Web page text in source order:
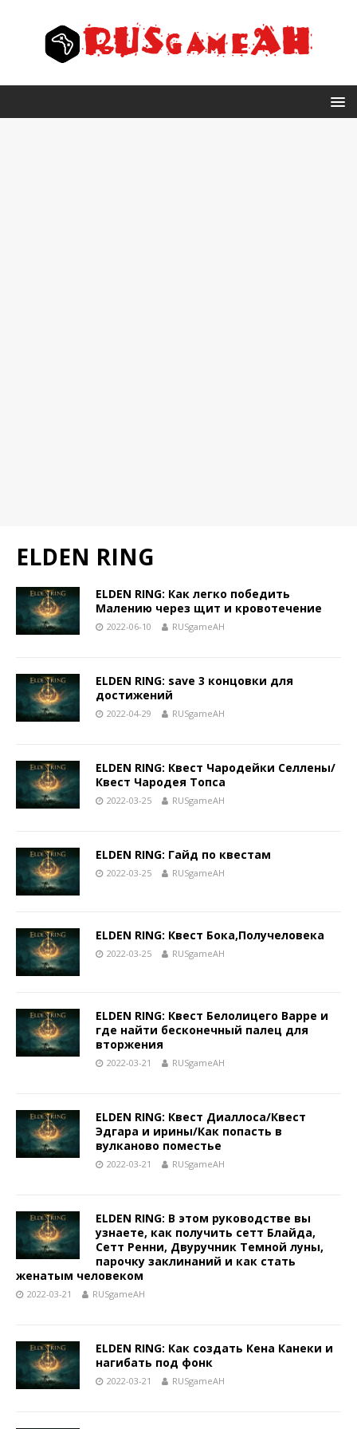
ELDEN RING
ELDEN RING: Как легко победить
Малению через щит и кровотечение
2022-06-10 RUSgameAH
ELDEN RING: save 3 концовки для
достижений
2022-04-29 RUSgameAH
ELDEN RING: Квест Чародейки Селлены/
Квест Чародея Топса
2022-03-25 RUSgameAH
ELDEN RING: Гайд по квестам
2022-03-25 RUSgameAH
ELDEN RING: Квест Бока,Получеловека
2022-03-25 RUSgameAH
ELDEN RING: Квест Белолицего Варре и
где найти бесконечный палец для
вторжения
2022-03-21 RUSgameAH
ELDEN RING: Квест Диаллоса/Квест
Эдгара и ирины/Как попасть в
вулканово поместье
2022-03-21 RUSgameAH
ELDEN RING: В этом руководстве вы
узнаете, как получить сетт Блайда,
Сетт Ренни, Двуручник Темной луны,
парочку заклинаний и как стать
женатым человеком
2022-03-21 RUSgameAH
ELDEN RING: Как создать Кена Канеки и
нагибать под фонк
2022-03-21 RUSgameAH